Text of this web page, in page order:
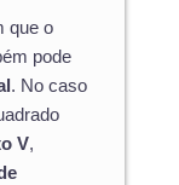
que o
pode
. No caso
V,